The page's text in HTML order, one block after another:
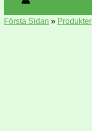
Första Sidan » Produkter